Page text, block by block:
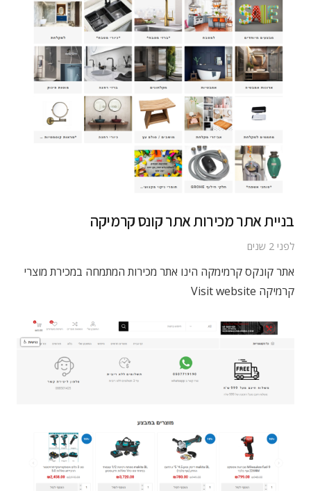
בניית אתר מכירות אתר קונס קרמיקה
לפני 2 שנים
אתר קונקס קרמימקה הינו אתר מכירות המתמחה במכירת מוצרי
קרמיקה Visit website